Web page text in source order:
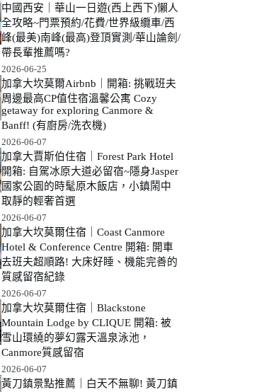
中國西安｜華山一日遊(西上西下)懶人
全攻略~門票預約/花費/世界級纜車/西
峰(最美)南峰(最高)登頂實測/華山論劍/
帶長輩推薦嗎?
2026-06-25
加拿大坎莫爾Airbnb｜開箱: 挑戰班夫
周邊最高CP值住宿溫馨公寓 Cozy
getaway for exploring Canmore &
Banff! (有廚房/洗衣機)
2026-06-07
加拿大賈斯伯住宿｜Forest Park Hotel
開箱: 自駕冰原大道必留宿~隱身Jasper
國家公園的時髦原木飯店，小鎮鬧中
取靜的輕奢首選
2026-06-07
加拿大坎莫爾住宿｜Coast Canmore
Hotel & Conference Centre 開箱: 開車
去班夫超順路! 大床好睡、機能完善的
質感留宿紀錄
2026-06-07
加拿大坎莫爾住宿｜Blackstone
Mountain Lodge by CLIQUE 開箱: 被
雪山環繞的夢幻露天溫泉泳池，
Canmore質感留宿
2026-06-07
黃刀鎮景點推薦｜白天不無聊! 黃刀鎮